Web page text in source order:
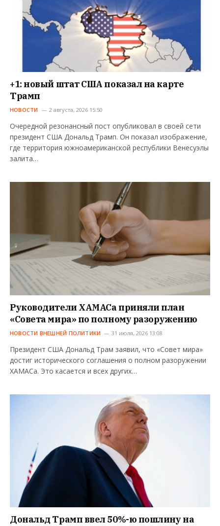
+1: новый штат США показал на карте
Трамп
НОВОСТИ 2 августа, 2026 15:50
Очередной резонансный пост опубликовал в своей сети
президент США Дональд Трамп. Он показал изображение,
где территория южноамериканской республики Венесуэлы
залита…
Руководители ХАМАСа приняли план
«Совета мира» по полному разоружению
НОВОСТИ ВНЕШНЕЙ ПОЛИТИКИ 31 июля, 2026 13:08
Президент США Дональд Трам заявил, что «Совет мира»
достиг исторического соглашения о полном разоружении
ХАМАСа. Это касается и всех других…
Дональд Трамп ввел 50%-ю пошлину на